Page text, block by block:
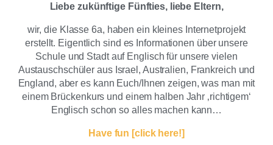
Liebe zukünftige Fünfties, liebe Eltern,
wir, die Klasse 6a, haben ein kleines Internetprojekt
erstellt. Eigentlich sind es Informationen über unsere
Schule und Stadt auf Englisch für unsere vielen
Austauschschüler aus Israel, Australien, Frankreich und
England, aber es kann Euch/Ihnen zeigen, was man mit
einem Brückenkurs und einem halben Jahr ‚richtigem‘
Englisch schon so alles machen kann…
Have fun [click here!]